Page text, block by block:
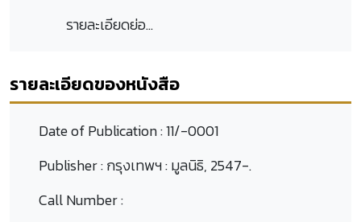
รายละเอียดย่อ...
รายละเอียดของหนังสือ
Date of Publication :11/-0001
Publisher :กรุงเทพฯ : มูลนิธิ, 2547-.
Call Number :